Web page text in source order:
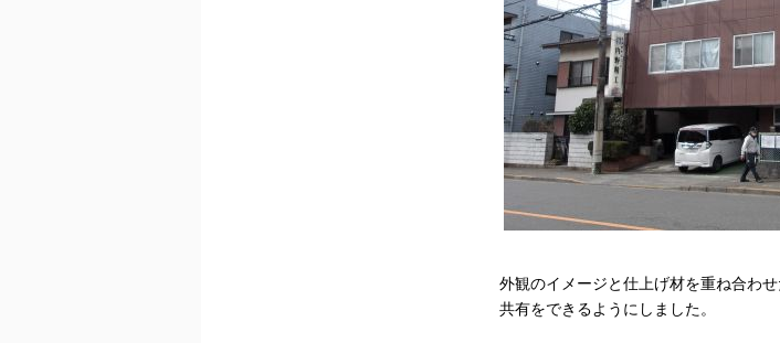
外観のイメージと仕上げ材を重ね合わ
共有をできるようにしました。